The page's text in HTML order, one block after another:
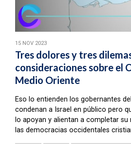
15 NOV 2023
Tres dolores y tres
consideraciones sobre el
Medio Oriente
Eso lo entienden los gobernantes
condenan a Israel en público pero
lo apoyan y alientan a completar
las democracias occidentales